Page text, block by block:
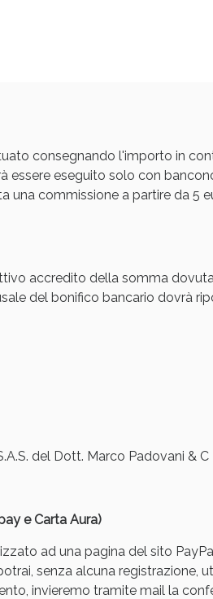
consegnando l'importo in
eseguito solo con
commissione a partire da 5
accredito della somma
del bonifico bancario dovrà
del Dott. Marco Padovani & C
e Carta Aura)
ad una pagina del sito
senza alcuna registrazione,
invieremo tramite mail la
Sconto fino al 40%